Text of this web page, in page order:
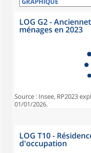
LOG G2 -
ménages en 2023
Source : Insee, RP2023
01/01/2026.
LOG T10 -
d'occupation